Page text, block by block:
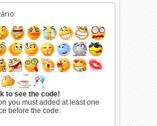
to see the code!
you must added at least one
before the code.